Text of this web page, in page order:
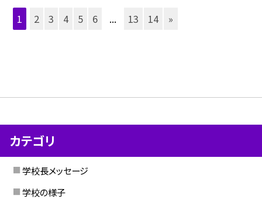
1 2 3 4 5 6 ... 13 14 »
カテゴリ
学校長メッセージ
学校の様子